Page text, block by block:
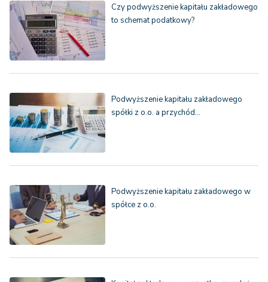
Czy podwyższenie kapitału zakładowego
to schemat podatkowy?
Podwyższenie kapitału zakładowego
spółki z o.o. a przychód…
Podwyższenie kapitału zakładowego w
spółce z o.o.